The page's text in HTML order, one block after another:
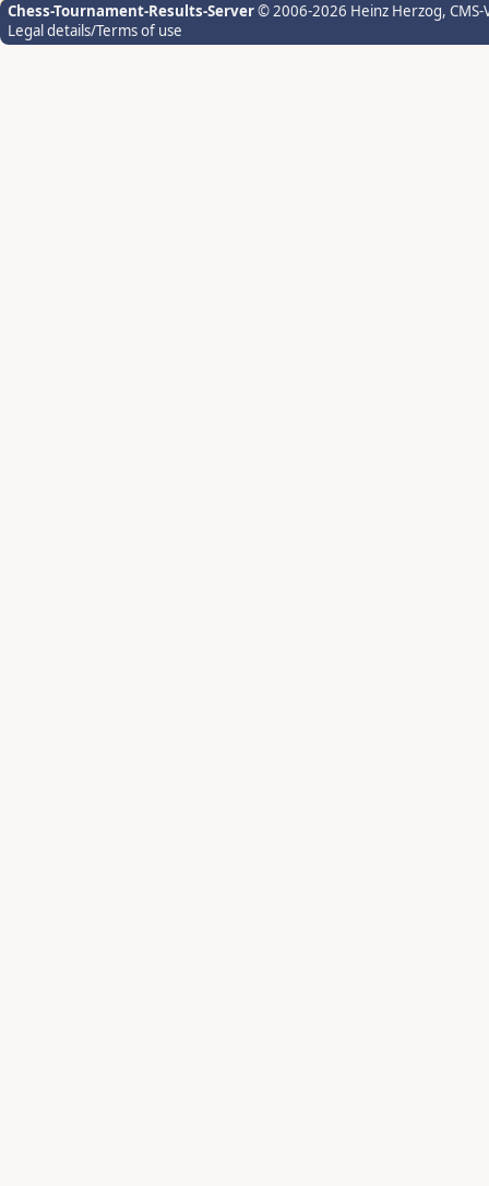
Chess-Tournament-Results-Server© 2006-2026 Heinz Herzog,
Legal details/Terms of use